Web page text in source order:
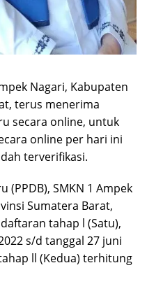
Nagari, Kabupaten
terus menerima
secara online, untuk
online per hari ini
terverifikasi.
SMKN 1 Ampek
Sumatera Barat,
tahap l (Satu),
s/d tanggal 27 juni
ll (Kedua) terhitung